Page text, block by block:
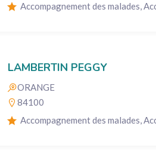
Accompagnement des malades,
LAMBERTIN PEGGY
ORANGE
84100
Accompagnement des malades,